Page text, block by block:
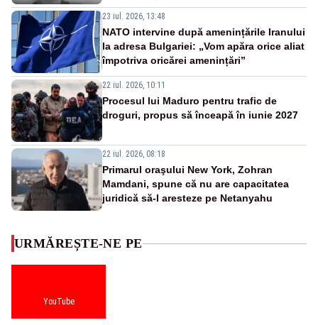
23 iul. 2026, 13:48
NATO intervine după amenințările Iranului
la adresa Bulgariei: „Vom apăra orice aliat
împotriva oricărei amenințări”
22 iul. 2026, 10:11
Procesul lui Maduro pentru trafic de
droguri, propus să înceapă în iunie 2027
22 iul. 2026, 08:18
Primarul oraşului New York, Zohran
Mamdani, spune că nu are capacitatea
juridică să-l aresteze pe Netanyahu
URMĂREȘTE-NE PE
YouTube